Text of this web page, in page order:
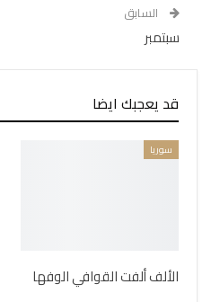
السابق
سبتمبر
قد يعجبك ايضا
سوريا
الألف ألفت القوافي الوفها